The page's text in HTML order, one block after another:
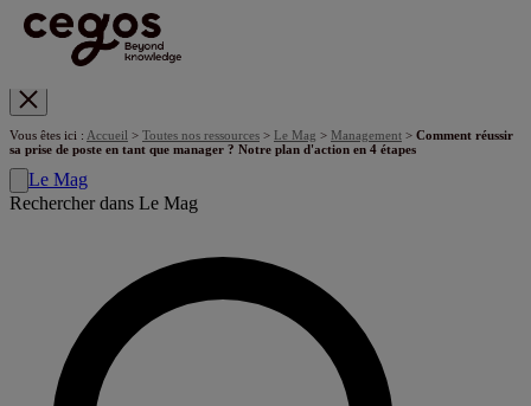
Vous êtes ici : Accueil > Toutes nos ressources > Le Mag > Management > Comment réussir
sa prise de poste en tant que manager ? Notre plan d'action en 4 étapes
Le Mag
Rechercher dans Le Mag